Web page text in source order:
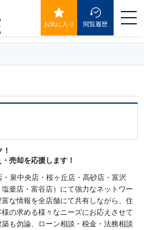
お気に入り 閲覧履歴
売却を応援します！
泉中央店・桜ヶ丘店・高砂店・富沢
釜店・富谷店）にて強力なネットワー
な情報を全店舗にて共有しながら、住
の求める様々なニーズにお応えさせて
も勿論、ローン相談・税金・法務相談